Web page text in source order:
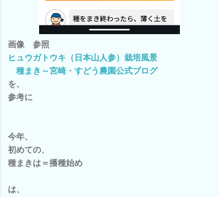
画像 参照
ヒュウガトウキ（日本山人参）栽培風景
種まき～宮崎・すどう農園公式ブログ
を、
参考に
今年、
初めての、
種まきは＝播種始め
は、